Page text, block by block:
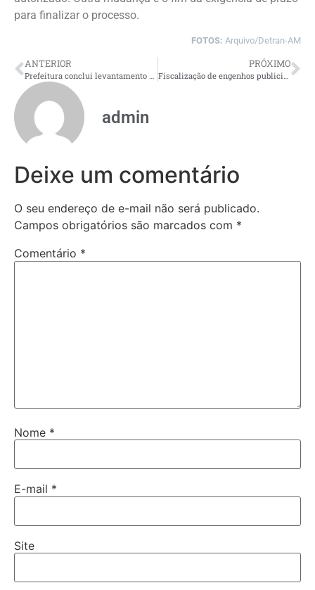
para finalizar o processo.
FOTOS: Arquivo/Detran-AM
ANTERIOR
Prefeitura conclui levantamento em campo para atualização de listagem do Centro Histórico de Manaus
PRÓXIMO
Fiscalização de engenhos publicitários da prefeitura tem alta de 129% no acumulado do ano
admin
Deixe um comentário
O seu endereço de e-mail não será publicado.
Campos obrigatórios são marcados com *
Comentário *
Nome *
E-mail *
Site